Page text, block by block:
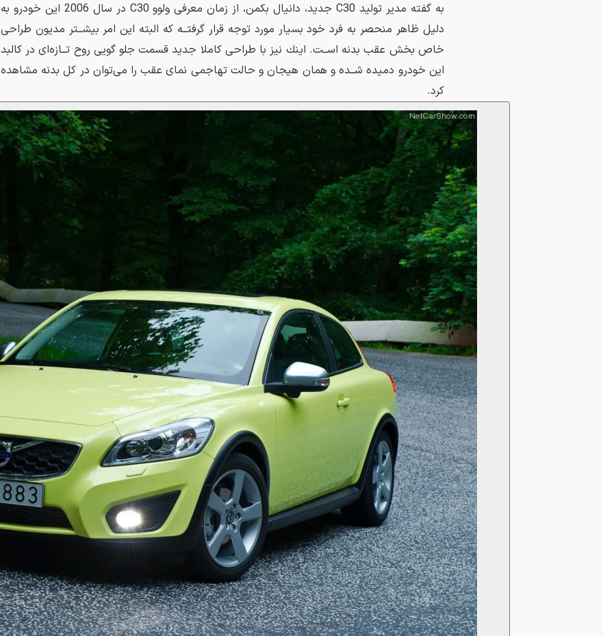
ﺑﻪ ﮔﻔﺘﻪ ﻣﺪﻳﺮ ﺗﻮﻟﻴﺪ C30 ﺟﺪﻳﺪ، ﺩﺍﻧﻴﺎﻝ ﺑﻜﻤﻦ، ﺍﺯ ﺯﻣﺎﻥ ﻣﻌﺮﻓﻰ ﻭﻟﻮﻭ C30 ﺩﺭ ﺳﺎﻝ 2006 ﺍﻳﻦ ﺧﻮﺩﺭﻭ ﺑﻪ
ﺩﻟﻴﻞ ﻇﺎﻫﺮ ﻣﻨﺤﺼﺮ ﺑﻪ ﻓﺮﺩ ﺧﻮﺩ ﺑﺴﻴﺎﺭ ﻣﻮﺭﺩ ﺗﻮﺟﻪ ﻗﺮﺍﺭ ﮔﺮﻓﺘــﻪ ﻛﻪ ﺍﻟﺒﺘﻪ ﺍﻳﻦ ﺍﻣﺮ ﺑﻴﺸــﺘﺮ ﻣﺪﻳﻮﻥ ﻃﺮﺍﺣﻰ
ﺧﺎﺹ ﺑﺨﺶ ﻋﻘﺐ ﺑﺪﻧﻪ ﺍﺳــﺖ. ﺍﻳﻨﻚ ﻧﻴﺰ ﺑﺎ ﻃﺮﺍﺣﻰ ﻛﺎﻣﻼ ﺟﺪﻳﺪ ﻗﺴﻤﺖ ﺟﻠﻮ ﮔﻮﻳﻰ ﺭﻭﺡ ﺗــﺎﺯﻩﺍﻯ ﺩﺭ ﻛﺎﻟﺒﺪ
ﺍﻳﻦ ﺧﻮﺩﺭﻭ ﺩﻣﻴﺪﻩ ﺷــﺪﻩ ﻭ ﻫﻤﺎﻥ ﻫﻴﺠﺎﻥ ﻭ ﺣﺎﻟﺖ ﺗﻬﺎﺟﻤﻰ ﻧﻤﺎﻯ ﻋﻘﺐ ﺭﺍ ﻣﻰﺗﻮﺍﻥ ﺩﺭ ﻛﻞ ﺑﺪﻧﻪ ﻣﺸﺎﻫﺪﻩ
ﻛﺮﺩ.